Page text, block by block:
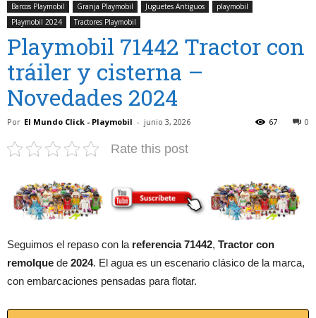
Barcos Playmobil Granja Playmobil Juguetes Antiguos
playmobil
Playmobil 2024
Tractores Playmobil
Playmobil 71442 Tractor con
tráiler y cisterna –
Novedades 2024
Por El Mundo Click - Playmobil - junio 3, 2026 0
67
Rate this post
Seguimos el repaso con la referencia 71442, Tractor con
remolque de 2024. El agua es un escenario clásico de la marca,
con embarcaciones pensadas para flotar.